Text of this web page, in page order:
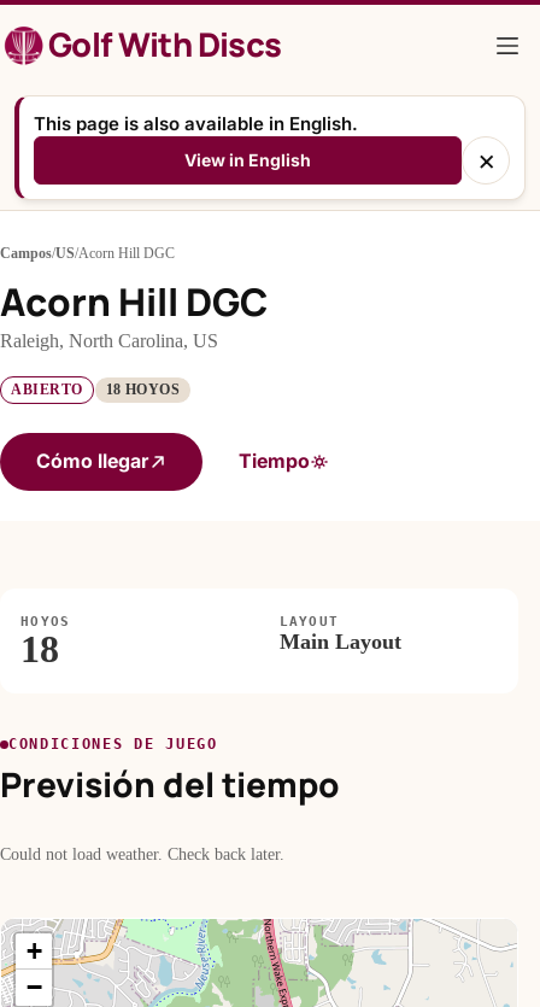
al
contenidoGolf With Discs
This page is also available in English.
View in English ×
Campos/US/Acorn Hill DGC
Acorn Hill DGC
Raleigh, North Carolina, US
ABIERTO 18 HOYOS
Cómo llegar Tiempo
HOYOS
18
LAYOUT
Main Layout
CONDICIONES DE JUEGO
Previsión del tiempo
Could not load weather. Check back later.
+
−